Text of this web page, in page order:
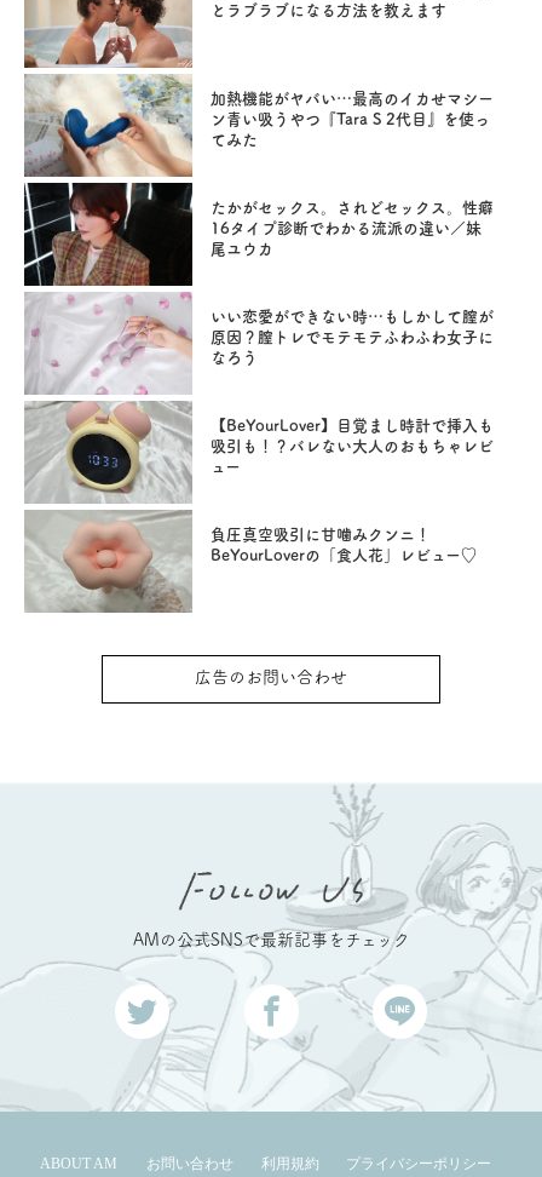
とラブラブになる方法を教えます
加熱機能がヤバい…最高のイカせマシー
ン青い吸うやつ『Tara S 2代目』を使っ
てみた
たかがセックス。されどセックス。性癖
16タイプ診断でわかる流派の違い／妹
尾ユウカ
いい恋愛ができない時…もしかして膣が
原因？膣トレでモテモテふわふわ女子に
なろう
【BeYourLover】目覚まし時計で挿入も
吸引も！？バレない大人のおもちゃレビ
ュー
負圧真空吸引に甘噛みクンニ！
BeYourLoverの「食人花」レビュー♡
広告のお問い合わせ
AMの公式SNSで最新記事をチェック
ABOUT AM お問い合わせ 利用規約
プライバシーポリシー